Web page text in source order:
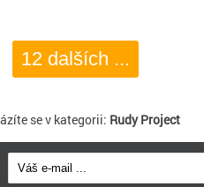
12 dalších ...
se v kategorii: Rudy Project